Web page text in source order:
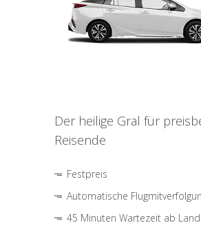
Der heilige Gral für
Reisende
Festpreis
Automatische
45 Minuten Wartezeit ab